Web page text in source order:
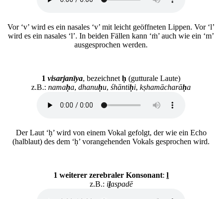
Vor ‘v’ wird es ein nasales ‘v’ mit leicht geöffneten Lippen. Vor ‘l’
wird es ein nasales ‘l’. In beiden Fällen kann ‘ṁ’ auch wie ein ‘m’
ausgesprochen werden.
1 visarjanīya, bezeichnetḥ (gutturale Laute)
z.B.: namaḥa, dhanuḥu, śhāntiḥi, kṣhamācharāḥa
Der Laut ‘ḥ’ wird von einem Vokal gefolgt, der wie ein Echo
(halblaut) des dem ‘ḥ’ vorangehenden Vokals gesprochen wird.
1 weiterer zerebraler Konsonant: ḻ
z.B.: iḻaspadē